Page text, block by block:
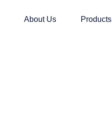
About Us Products